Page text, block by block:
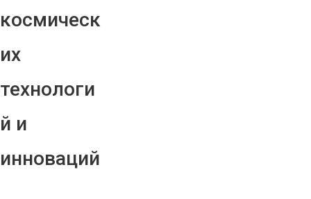
космическ
их
технологи
й и
инноваций